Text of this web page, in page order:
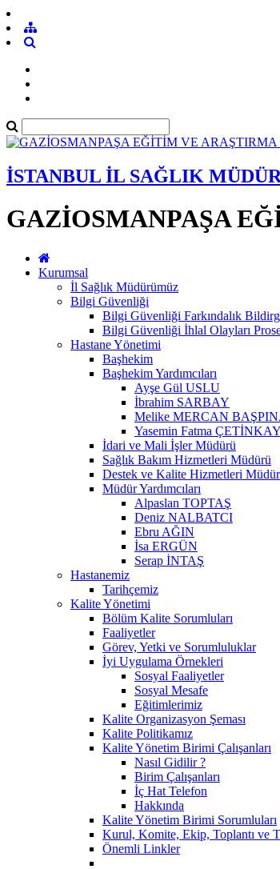
İSTANBUL İL SAĞLIK
GAZİOSMANPAŞA
Kurumsal
İl Sağlık Müdürümüz
Bilgi Güvenliği
Bilgi Güvenliği Farkındalık
Bilgi Güvenliği İhlal Olayları
Hastane Yönetimi
Başhekim
Başhekim Yardımcıları
Ayşe Gül USLU
İbrahim SARBAY
Melike MERCAN
Yasemin Fatma
İdari ve Mali İşler Müdürü
Sağlık Bakım Hizmetleri Müdürü
Destek ve Kalite Hizmetleri
Müdür Yardımcıları
Alpaslan TOPTAŞ
Deniz NALBATCI
Ebru AĞIN
İsa ERGÜN
Serap İNTAŞ
Hastanemiz
Tarihçemiz
Kalite Yönetimi
Bölüm Kalite Sorumluları
Faaliyetler
Görev, Yetki ve Sorumluluklar
İyi Uygulama Örnekleri
Sosyal Faaliyetler
Sosyal Mesafe
Eğitimlerimiz
Kalite Organizasyon Şeması
Kalite Politikamız
Kalite Yönetim Birimi Çalışanları
Nasıl Gidilir ?
Birim Çalışanları
İç Hat Telefon
Hakkında
Kalite Yönetim Birimi Sorumluları
Kurul, Komite, Ekip, Toplantı ve
Önemli Linkler